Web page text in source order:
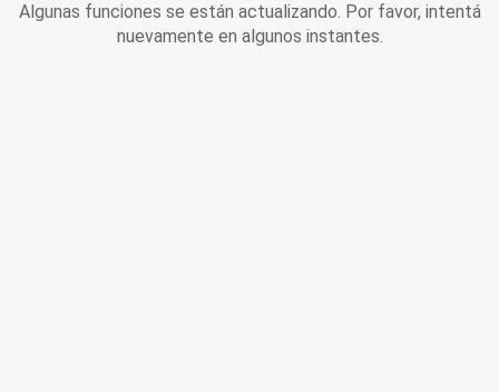
Algunas funciones se están actualizando. Por favor, intentá
nuevamente en algunos instantes.